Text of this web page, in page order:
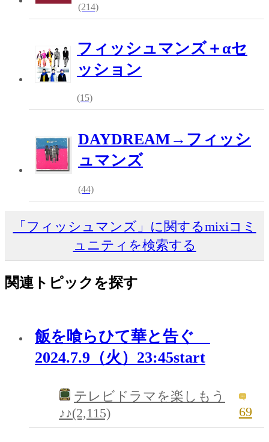
(214)
フィッシュマンズ＋αセ
ッション
(15)
DAYDREAM→フィッシ
ュマンズ
(44)
「フィッシュマンズ」に関するmixiコミ
ュニティを検索する
関連トピックを探す
飯を喰らひて華と告ぐ
2024.7.9（火）23:45start
テレビドラマを楽しもう
♪♪(2,115)
69